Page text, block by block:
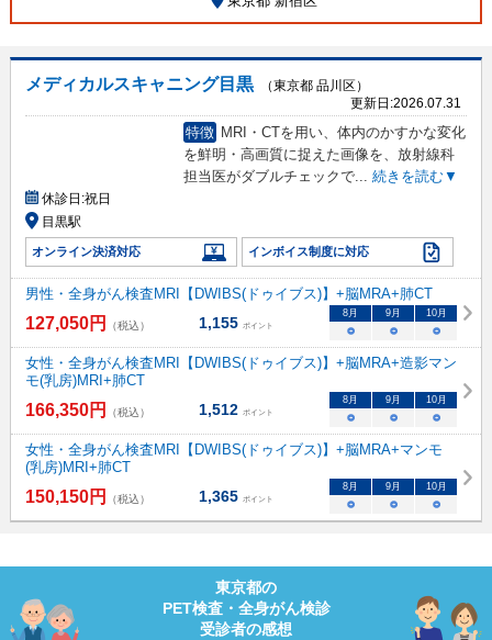
メディカルスキャニング目黒
（東京都 品川区）
更新日:2026.07.31
特徴 MRI・CTを用い、体内のかすかな変化
を鮮明・高画質に捉えた画像を、放射線科
担当医がダブルチェックで... 続きを読む▼
休診日:祝日
目黒駅
オンライン決済対応 インボイス制度に対応
男性・全身がん検査MRI【DWIBS(ドゥイブス)】+脳MRA+肺CT
127,050円 （税込） 1,155 ポイント
8月 9月 10月
○ ○ ○
女性・全身がん検査MRI【DWIBS(ドゥイブス)】+脳MRA+造影マン
モ(乳房)MRI+肺CT
166,350円 （税込） 1,512 ポイント
8月 9月 10月
○ ○ ○
女性・全身がん検査MRI【DWIBS(ドゥイブス)】+脳MRA+マンモ
(乳房)MRI+肺CT
150,150円 （税込） 1,365 ポイント
8月 9月 10月
○ ○ ○
東京都の
PET検査・全身がん検診
受診者の感想